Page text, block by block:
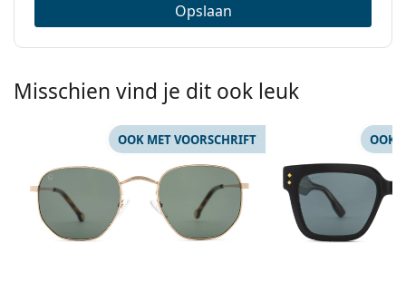
Opslaan
Misschien vind je dit ook leuk
OOK MET VOORSCHRIFT OOK